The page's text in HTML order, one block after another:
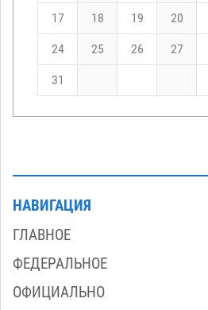
17 18 19 20
24 25 26 27
31
НАВИГАЦИЯ
ГЛАВНОЕ
ФЕДЕРАЛЬНОЕ
ОФИЦИАЛЬНО